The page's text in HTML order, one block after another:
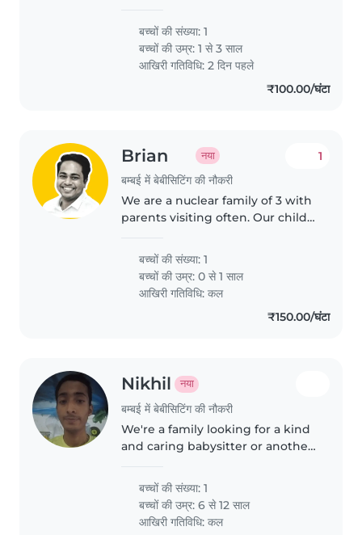
comfortable cooking and light
chores. English and Marathi
speaking preferred
बच्चों की संख्या: 1
बच्चों की उम्र:1 से 3 साल
आखिरी गतिविधि: 2 दिन पहले
₹100.00/घंटा
Brian नया
बम्बई में बेबीसिटिंग की नौकरी
1
We are a nuclear family of 3 with
parents visiting often. Our child
playful.
बच्चों की संख्या: 1
बच्चों की उम्र:0 से 1 साल
आखिरी गतिविधि: कल
₹150.00/घंटा
Nikhil नया
बम्बई में बेबीसिटिंग की नौकरी
We're a family looking for a kind
and caring babysitter or another
sporty child. Must be
comfortable with cooking and
have experience with children..
बच्चों की संख्या: 1
बच्चों की उम्र:6 से 12 साल
आखिरी गतिविधि: कल